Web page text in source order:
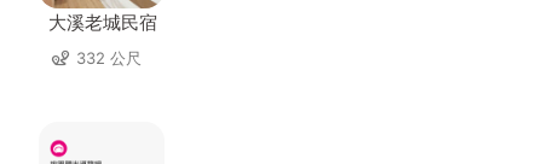
大溪老城民宿
332 公尺